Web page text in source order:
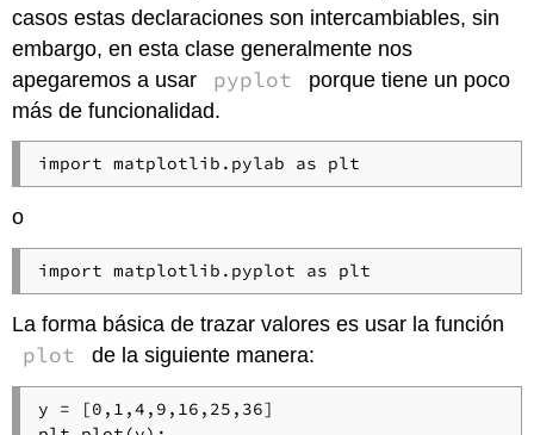
casos estas declaraciones son intercambiables, sin
embargo, en esta clase generalmente nos
apegaremos a usar
pyplot
porque tiene un poco
más de funcionalidad.
import matplotlib.pylab as plt
o
import matplotlib.pyplot as plt
La forma básica de trazar valores es usar la función
plot de la siguiente manera:
y = [0,1,4,9,16,25,36]